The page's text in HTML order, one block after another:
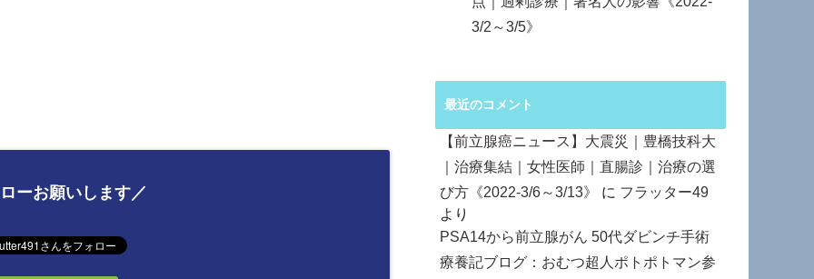
ーお願いします／
3/2～3/5》
最近のコメント
【前立腺癌ニュース】大震災｜豊橋技科大
｜治療集結｜女性医師｜直腸診｜治療の選
び方《2022-3/6～3/13》
に フラッター49
より
PSA14から前立腺がん 50代ダビンチ手術
療養記ブログ：おむつ超人ポトポトマン参